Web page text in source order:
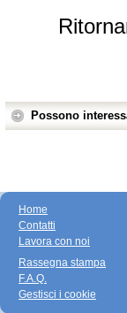
Possono
Home
Contatti
Lavora con noi
Rassegna stampa
F.A.Q.
Gestisci i cookie